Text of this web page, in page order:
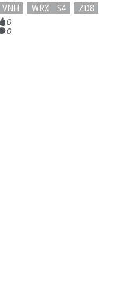
VNH
WRX S4 ZD8
0
0